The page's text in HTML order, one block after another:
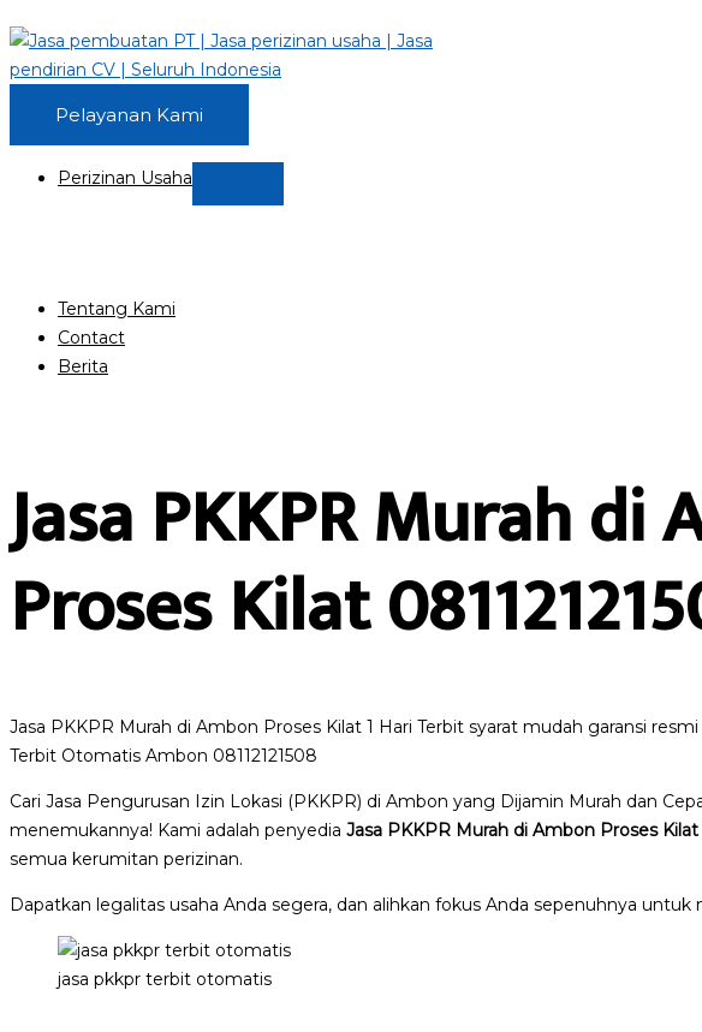
Pelayanan Kami
Perizinan Usaha
Tentang Kami
Contact
Berita
Jasa PKKPR Murah di
Proses Kilat
Jasa PKKPR Murah di Ambon Proses Kilat 1 Hari Terbit syarat mudah garansi
Terbit Otomatis Ambon 08112121508
Cari Jasa Pengurusan Izin Lokasi (PKKPR) di Ambon yang Dijamin Murah dan
menemukannya! Kami adalah penyedia Jasa PKKPR Murah di Ambon Proses Kilat
semua kerumitan perizinan.
Dapatkan legalitas usaha Anda segera, dan alihkan fokus Anda sepenuhnya untuk
jasa pkkpr terbit otomatis